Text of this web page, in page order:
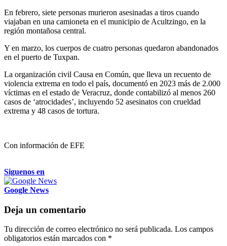
En febrero, siete personas murieron asesinadas a tiros cuando
viajaban en una camioneta en el municipio de Acultzingo, en la
región montañosa central.
Y en marzo, los cuerpos de cuatro personas quedaron abandonados
en el puerto de Tuxpan.
La organización civil Causa en Común, que lleva un recuento de
violencia extrema en todo el país, documentó en 2023 más de 2.000
víctimas en el estado de Veracruz, donde contabilizó al menos 260
casos de ‘atrocidades’, incluyendo 52 asesinatos con crueldad
extrema y 48 casos de tortura.
Con información de EFE
Siguenos en
Google News
Deja un comentario
Tu dirección de correo electrónico no será publicada. Los campos
obligatorios están marcados con *